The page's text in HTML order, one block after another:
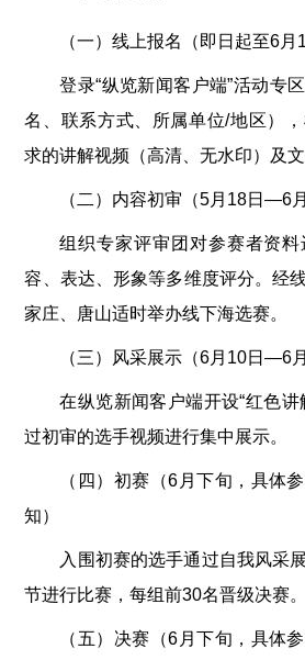
（一）线上报名（即日起至6月1
登录“纵览新闻客户端”活动专
名、联系方式、所属单位/地区）
求的讲解视频（高清、无水印）及文
（二）内容初审（5月18日—6
组织专家评审团对参赛者资
容、表达、形象等多维度评分。经
家庄、唐山适时举办线下海选赛。
（三）风采展示（6月10日—6
在纵览新闻客户端开设“红色讲
过初审的选手视频进行集中展示。
（四）初赛（6月下旬，具体
知）
入围初赛的选手通过自我风采
节进行比赛，每组前30名晋级决赛。
（五）决赛（6月下旬，具体